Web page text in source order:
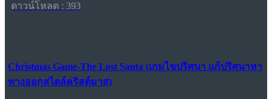
ดาวน์โหลด : 393
Christmas Game-The Lost Santa (เกมไขปริศนา แก้ปริศนาหา
ทางออกสไตล์คริสต์มาส)